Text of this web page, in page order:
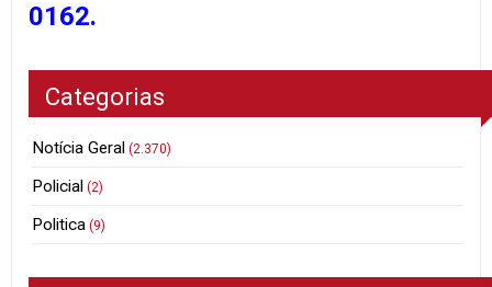
0162.
Categorias
Notícia Geral (2.370)
Policial (2)
Politica (9)